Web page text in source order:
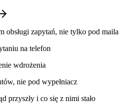
obsługi zapytań, nie tylko pod maila
na telefon
wdrożenia
nie pod wypełniacz
przyszły i co się z nimi stało